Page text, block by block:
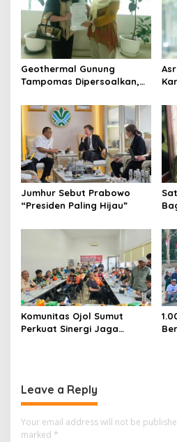
Geothermal Gunung
Tampomas Dipersoalkan,
Sanggahan ke DLH Jawa
Jumhur Sebut Prabowo
“Presiden Paling Hijau”
Komunitas Ojol Sumut
Perkuat Sinergi Jaga
Leave a Reply
Your email address will not be
marked *